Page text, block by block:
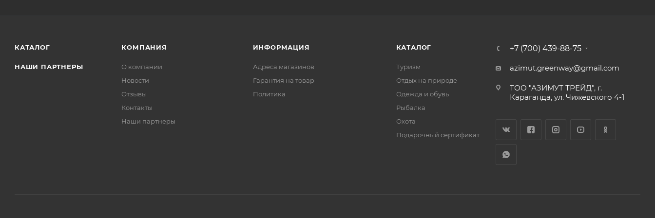
КАТАЛОГ
НАШИ ПАРТНЕРЫ
КОМПАНИЯ
О компании
Новости
Отзывы
Контакты
Наши партнеры
ИНФОРМАЦИЯ
Адреса магазинов
Гарантия на товар
Политика
КАТАЛОГ
Туризм
Отдых на природе
Одежда и обувь
Рыбалка
Охота
Подарочный сертификат
+7 (700) 439-88-75
azimut.greenway@gmail.com
ТОО "АЗИМУТ ТРЕЙД", г.
Караганда, ул. Чижевского 4-1